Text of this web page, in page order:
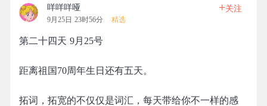
咩咩咩哑
9月25日 23时56分 精选
+关注
第二十四天 9月25号
距离祖国70周年生日还有五天。
拓词，拓宽的不仅仅是词汇，每天带给你不一样的感